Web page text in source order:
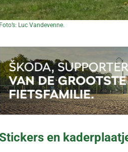
Foto’s: Luc Vandevenne.
en